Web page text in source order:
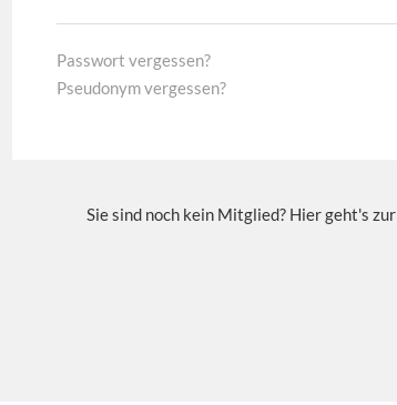
Passwort vergessen?
Pseudonym vergessen?
Sie sind noch kein Mitglied? Hier geht's zur